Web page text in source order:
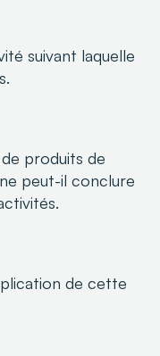
suivant laquelle
produits de
peut-il conclure
de cette